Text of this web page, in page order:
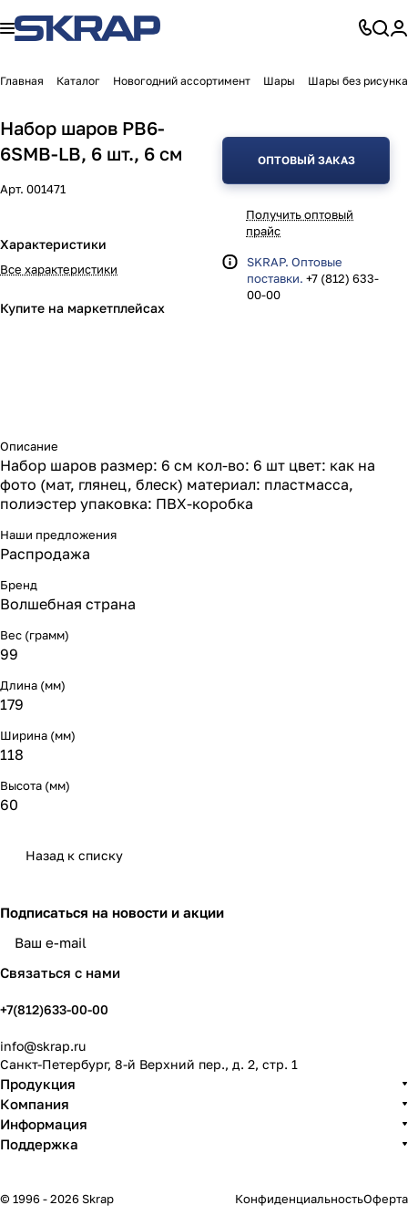
Главная Каталог Новогодний ассортимент Шары Шары без рисунка
Набор шаров PB6-
6SMB-LB, 6 шт., 6 см
Арт. 001471
Характеристики
Все характеристики
Купите на маркетплейсах
ОПТОВЫЙ ЗАКАЗ
Получить оптовый
прайс
SKRAP. Оптовые
поставки. +7 (812) 633-
00-00
Описание
Набор шаров размер: 6 см кол-во: 6 шт цвет: как на
фото (мат, глянец, блеск) материал: пластмасса,
полиэстер упаковка: ПВХ-коробка
Наши предложения
Распродажа
Бренд
Волшебная страна
Вес (грамм)
99
Длина (мм)
179
Ширина (мм)
118
Высота (мм)
60
Назад к списку
Подписаться на новости и акции
Связаться с нами
+7(812)633-00-00
info@skrap.ru
Санкт-Петербург, 8-й Верхний пер., д. 2, стр. 1
Продукция
Компания
Информация
Поддержка
© 1996 - 2026 Skrap КонфиденциальностьОферта